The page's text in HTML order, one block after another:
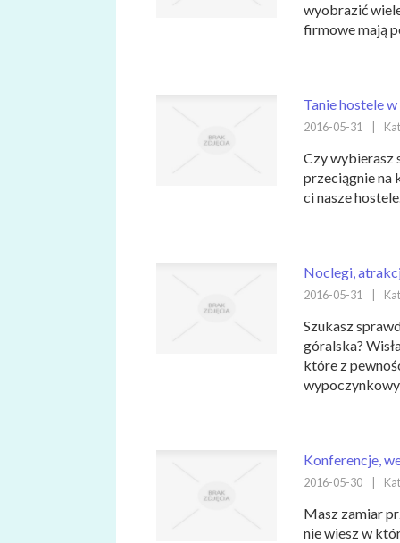
wyobrazić
firmowe mają
Tanie hostele
2016-05-31
Czy wybierasz
przeciągnie na
ci nasze
Noclegi,
2016-05-31
Szukasz
góralska?
które z
Konferencje,
2016-05-30
Masz zamiar
nie wiesz w